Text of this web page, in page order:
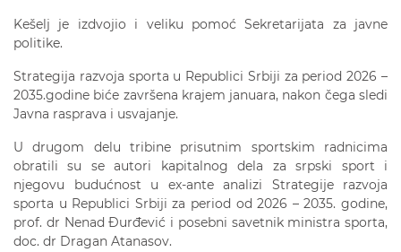
Kešelj je izdvojio i veliku pomoć Sekretarijata za javne
politike.
Strategija razvoja sporta u Republici Srbiji za period 2026 –
2035.godine biće završena krajem januara, nakon čega sledi
Javna rasprava i usvajanje.
U drugom delu tribine prisutnim sportskim radnicima
obratili su se autori kapitalnog dela za srpski sport i
njegovu budućnost u ex-ante analizi Strategije razvoja
sporta u Republici Srbiji za period od 2026 – 2035. godine,
prof. dr Nenad Đurđević i posebni savetnik ministra sporta,
doc. dr Dragan Atanasov.